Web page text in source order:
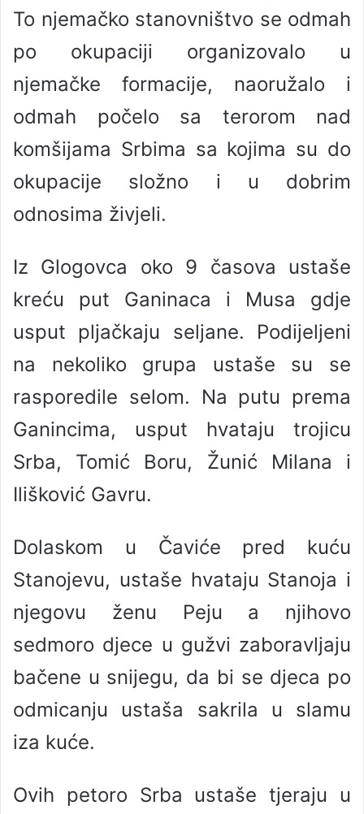
To njemačko stanovništvo se odmah
po okupaciji organizovalo u
njemačke formacije, naoružalo i
odmah počelo sa terorom nad
komšijama Srbima sa kojima su do
okupacije složno i u dobrim
odnosima živjeli.
Iz Glogovca oko 9 časova ustaše
kreću put Ganinaca i Musa gdje
usput pljačkaju seljane. Podijeljeni
na nekoliko grupa ustaše su se
rasporedile selom. Na putu prema
Ganincima, usput hvataju trojicu
Srba, Tomić Boru, Žunić Milana i
Ilišković Gavru.
Dolaskom u Čaviće pred kuću
Stanojevu, ustaše hvataju Stanoja i
njegovu ženu Peju a njihovo
sedmoro djece u gužvi zaboravljaju
bačene u snijegu, da bi se djeca po
odmicanju ustaša sakrila u slamu
iza kuće.
Ovih petoro Srba ustaše tjeraju u